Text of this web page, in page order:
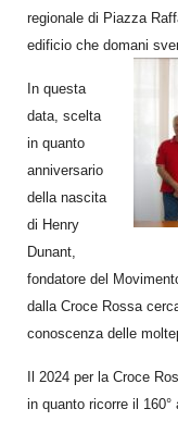
regionale di Piazza
edificio che domani
In questa
data, scelta
in quanto
anniversario
della nascita
di Henry
Dunant,
fondatore del
dalla Croce Rossa
conoscenza delle
Il 2024 per la Croce
in quanto ricorre il